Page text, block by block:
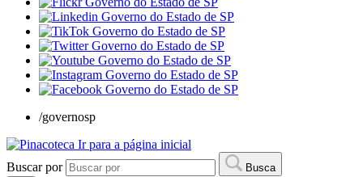
/governosp
Ir para a página inicial
Buscar por
Busca